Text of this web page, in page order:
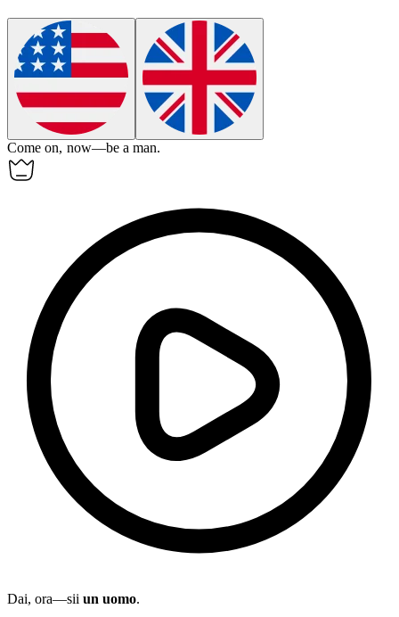
Come on, now—be aman.
Dai, ora—sii un uomo.